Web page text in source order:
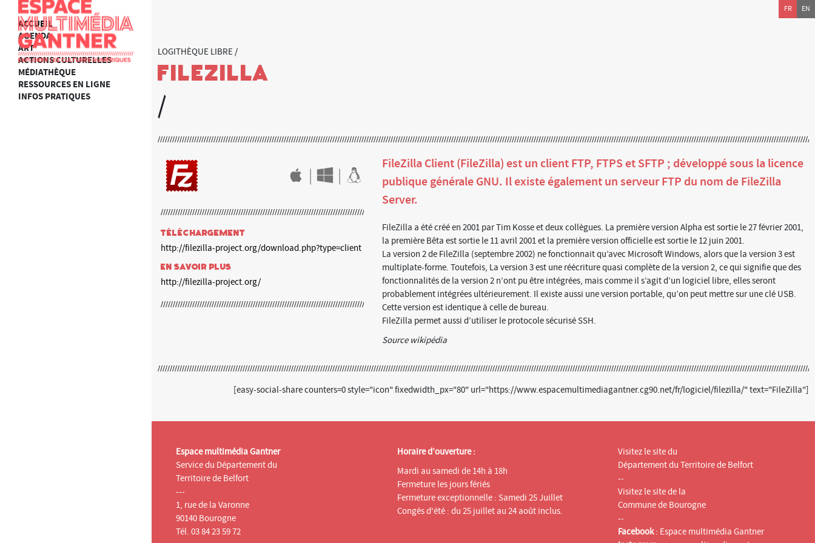
ACCUEIL
AGENDA
ART
ACTIONS CULTURELLES
MÉDIATHÈQUE
RESSOURCES EN LIGNE
INFOS PRATIQUES
LOGITHÈQUE LIBRE /
FileZilla
/
| |
Téléchargement
http://filezilla-project.org/download.php?type=client
En savoir plus
http://filezilla-project.org/
FileZilla Client (FileZilla) est un client FTP, FTPS et SFTP ; développé sous la licence
publique générale GNU. Il existe également un serveur FTP du nom de FileZilla
Server.
FileZilla a été créé en 2001 par Tim Kosse et deux collègues. La première version Alpha est sortie le 27 février 2001,
la première Bêta est sortie le 11 avril 2001 et la première version officielle est sortie le 12 juin 2001.
La version 2 de FileZilla (septembre 2002) ne fonctionnait qu’avec Microsoft Windows, alors que la version 3 est
multiplate-forme. Toutefois, La version 3 est une réécriture quasi complète de la version 2, ce qui signifie que des
fonctionnalités de la version 2 n’ont pu être intégrées, mais comme il s’agit d’un logiciel libre, elles seront
probablement intégrées ultérieurement. Il existe aussi une version portable, qu’on peut mettre sur une clé USB.
Cette version est identique à celle de bureau.
FileZilla permet aussi d’utiliser le protocole sécurisé SSH.
Source wikipédia
[easy-social-share counters=0 style="icon" fixedwidth_px="80" url="https://www.espacemultimediagantner.cg90.net/fr/logiciel/filezilla/" text="FileZilla"]
Espace multimédia Gantner
Service du Département du
Territoire de Belfort
---
1, rue de la Varonne
90140 Bourogne
Tél. 03 84 23 59 72
Horaire d’ouverture :
Mardi au samedi de 14h à 18h
Fermeture les jours fériés
Fermeture exceptionnelle : Samedi 25 Juillet
Congés d'été : du 25 juillet au 24 août inclus.
Visitez le site du
Département du Territoire de Belfort
--
Visitez le site de la
Commune de Bourogne
--
Facebook: Espace multimédia Gantner
FR EN